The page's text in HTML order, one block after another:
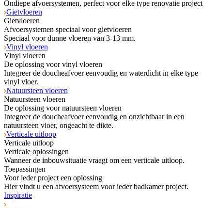
Ondiepe afvoersystemen, perfect voor elke type renovatie project
Gietvloeren
Gietvloeren
Afvoersystemen speciaal voor gietvloeren
Speciaal voor dunne vloeren van 3-13 mm.
Vinyl vloeren
Vinyl vloeren
De oplossing voor vinyl vloeren
Integreer de doucheafvoer eenvoudig en waterdicht in elke type
vinyl vloer.
Natuursteen vloeren
Natuursteen vloeren
De oplossing voor natuursteen vloeren
Integreer de doucheafvoer eenvoudig en onzichtbaar in een
natuursteen vloer, ongeacht te dikte.
Verticale uitloop
Verticale uitloop
Verticale oplossingen
Wanneer de inbouwsituatie vraagt om een verticale uitloop.
Toepassingen
Voor ieder project een oplossing
Hier vindt u een afvoersysteem voor ieder badkamer project.
Inspiratie